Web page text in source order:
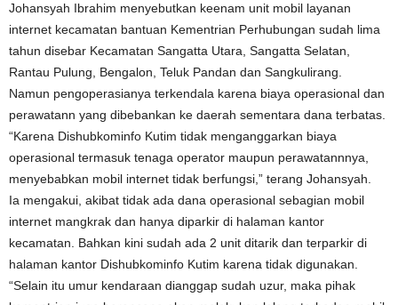
Johansyah Ibrahim menyebutkan keenam unit mobil layanan
internet kecamatan bantuan Kementrian Perhubungan sudah lima
tahun disebar Kecamatan Sangatta Utara, Sangatta Selatan,
Rantau Pulung, Bengalon, Teluk Pandan dan Sangkulirang.
Namun pengoperasianya terkendala karena biaya operasional dan
perawatann yang dibebankan ke daerah sementara dana terbatas.
“Karena Dishubkominfo Kutim tidak menganggarkan biaya
operasional termasuk tenaga operator maupun perawatannnya,
menyebabkan mobil internet tidak berfungsi,” terang Johansyah.
Ia mengakui, akibat tidak ada dana operasional sebagian mobil
internet mangkrak dan hanya diparkir di halaman kantor
kecamatan. Bahkan kini sudah ada 2 unit ditarik dan terparkir di
halaman kantor Dishubkominfo Kutim karena tidak digunakan.
“Selain itu umur kendaraan dianggap sudah uzur, maka pihak